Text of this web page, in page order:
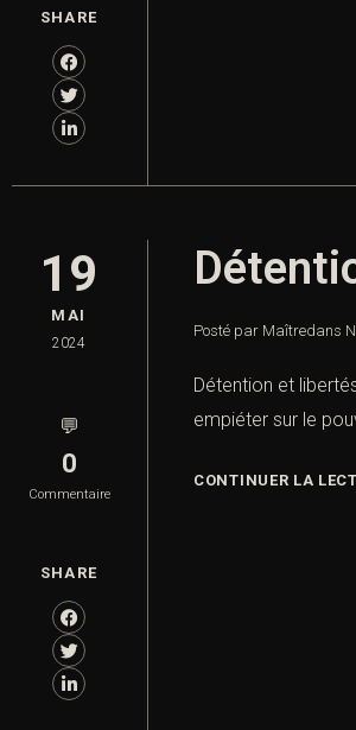
SHARE
19
MAI
2024
💬
0
Commentaire
SHARE
Posté par Maîtredans
Détention et
empiéter sur le
CONTINUER LA